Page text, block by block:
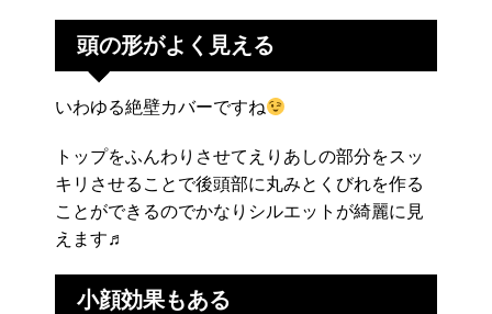
頭の形がよく見える
いわゆる絶壁カバーですね
トップをふんわりさせてえりあしの部分をスッ
キリさせることで後頭部に丸みとくびれを作る
ことができるのでかなりシルエットが綺麗に見
えます♬
小顔効果もある